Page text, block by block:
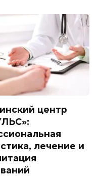
центр
лечение и